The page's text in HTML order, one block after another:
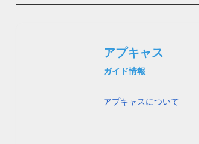
アプキャス
ガイド情報
アプキャスについて